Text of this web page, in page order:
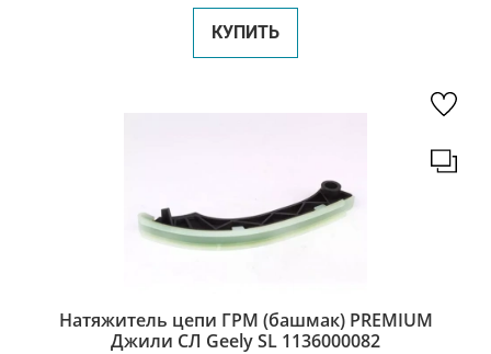
КУПИТЬ
Натяжитель цепи ГРМ (башмак) PREMIUM
Джили СЛ Geely SL 1136000082